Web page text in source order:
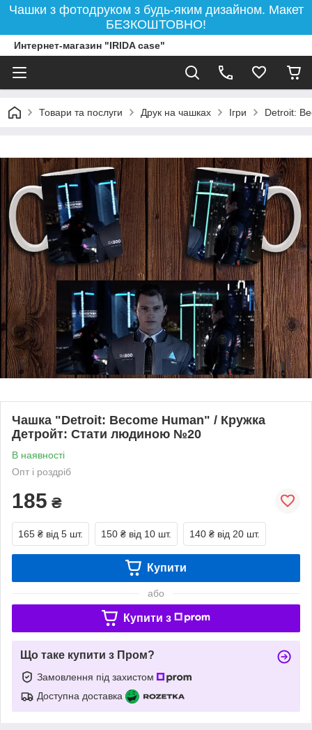
Чашки з фотодруком з будь-яким дизайном. Макет
БЕЗКОШТОВНО!
Интернет-магазин "IRIDA case"
Товари та послуги Друк на чашках Ігри Detroit:
Чашка "Detroit: Become Human" / Кружка
Детройт: Стати людиною №20
В наявності
Опт і роздріб
185 ₴
165 ₴ від 5 шт. 150 ₴ від 10 шт. 140 ₴ від 20 шт.
Купити
або
Купити з
Що таке купити з Пром?
Замовлення під захистом
Доступна доставка